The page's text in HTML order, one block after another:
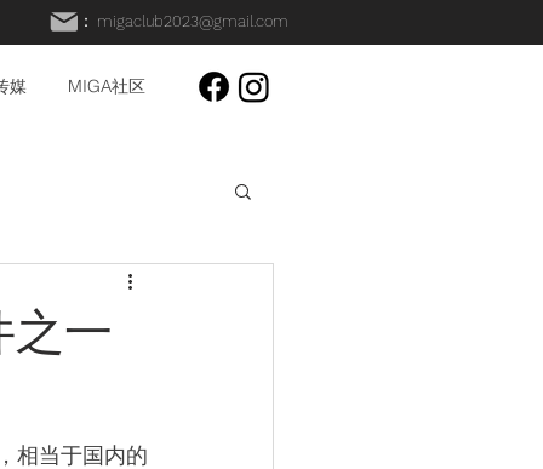
： migaclub2023@gmail.com
媒 MIGA社区
之一
相当于国内的